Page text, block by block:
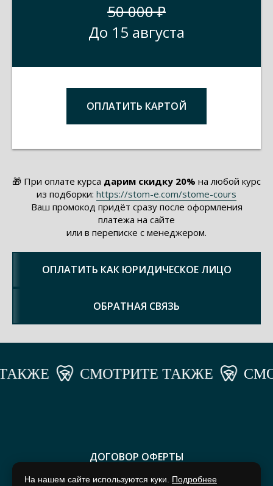
На нашем сайте используются куки. Подробнее
50 000₽
До 15 августа
ОПЛАТИТЬ КАРТОЙ
🎁 При оплате курса дарим скидку 20% на любой курс
из подборки: https://stom-e.com/stome-cours
Ваш промокод придёт сразу после оформления
платежа на сайте
или в переписке с менеджером.
ОПЛАТИТЬ КАК ЮРИДИЧЕСКОЕ ЛИЦО
ОБРАТНАЯ СВЯЗЬ
СМОТРИТЕ ТАКЖЕ
ДОГОВОР ОФЕРТЫ
ПОЛИТИКА КОНФИДЕНЦИАЛЬНОСТИ